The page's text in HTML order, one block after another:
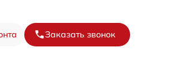
Заказать звонок